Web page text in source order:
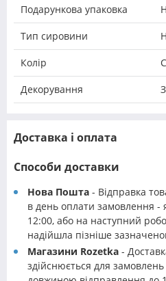
Подарункова упаковка
Тип сировини
Колір
Декорування
Доставка і оплата
Способи доставки
Нова Пошта - Відправка
в день оплати замовлення
12:00, або на наступний
надійшла пізніше
Магазини Rozetka -
здійснюється для